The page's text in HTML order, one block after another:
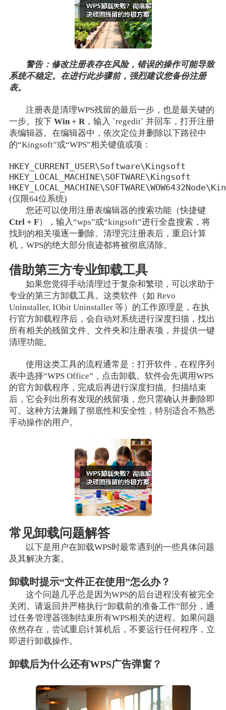
警告：修改注册表存在风险，错误的操作可能导致
系统不稳定。在进行此步骤前，强烈建议您备份注册
表。
注册表是清理WPS残留的最后一步，也是最关键的
一步。按下 Win + R，输入 `regedit` 并回车，打开注册
表编辑器。在编辑器中，依次定位并删除以下路径中
的“Kingsoft”或“WPS”相关键值或项：
HKEY_CURRENT_USER\Software\Kingsoft
HKEY_LOCAL_MACHINE\SOFTWARE\Kingsoft
(仅限64位系统)
您还可以使用注册表编辑器的搜索功能（快捷键
Ctrl + F），输入“wps”或“kingsoft”进行全盘搜索，将
找到的相关项逐一删除。清理完注册表后，重启计算
机，WPS的绝大部分痕迹都将被彻底清除。
借助第三方专业卸载工具
如果您觉得手动清理过于复杂和繁琐，可以求助于
专业的第三方卸载工具。这类软件（如 Revo
Uninstaller, IObit Uninstaller 等）的工作原理是，在执
行官方卸载程序后，会自动对系统进行深度扫描，找出
所有相关的残留文件、文件夹和注册表项，并提供一键
清理功能。
使用这类工具的流程通常是：打开软件，在程序列
表中选择“WPS Office”，点击卸载。软件会先调用WPS
的官方卸载程序，完成后再进行深度扫描。扫描结束
后，它会列出所有发现的残留项，您只需确认并删除即
可。这种方法兼顾了彻底性和安全性，特别适合不熟悉
手动操作的用户。
常见卸载问题解答
以下是用户在卸载WPS时最常遇到的一些具体问题
及其解决方案。
卸载时提示“文件正在使用”怎么办？
这个问题几乎总是因为WPS的后台进程没有被完全
关闭。请返回并严格执行“卸载前的准备工作”部分，通
过任务管理器强制结束所有WPS相关的进程。如果问题
依然存在，尝试重启计算机后，不要运行任何程序，立
即进行卸载操作。
卸载后为什么还有WPS广告弹窗？